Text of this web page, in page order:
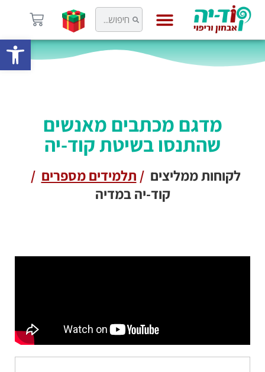
מדגם מכתבים מאנשים
שהתנסו בשיטת קוד-יה
לקוחות ממליצים / תלמידים מספרים /
קוד-יה במדיה